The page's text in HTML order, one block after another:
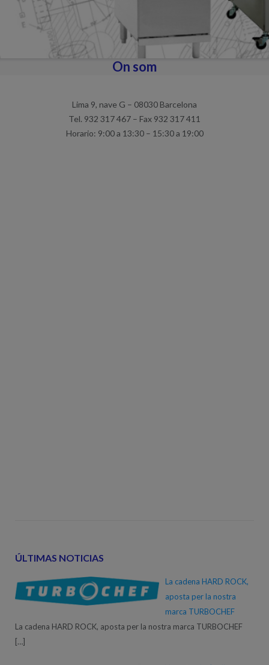
On som
Lima 9, nave G – 08030 Barcelona
Tel. 932 317 467 – Fax 932 317 411
Horario: 9:00 a 13:30 – 15:30 a 19:00
ÚLTIMAS NOTICIAS
La cadena HARD ROCK,
aposta per la nostra
marca TURBOCHEF
La cadena HARD ROCK, aposta per la nostra marca TURBOCHEF
[…]